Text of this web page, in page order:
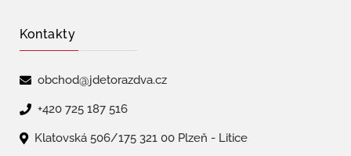
Kontakty
obchod@jdetorazdva.cz
+420 725 187 516
Klatovská 506/175 321 00 Plzeň - Litice